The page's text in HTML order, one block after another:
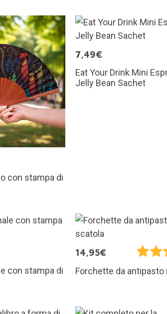
con stampa di
7,49€
Eat Your Drink Mini
Jelly Bean Sachet
con stampa di
14,95€
Forchette da antipasto